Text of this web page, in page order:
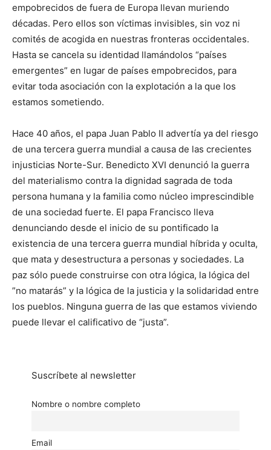
empobrecidos de fuera de Europa llevan muriendo
décadas. Pero ellos son víctimas invisibles, sin voz ni
comités de acogida en nuestras fronteras occidentales.
Hasta se cancela su identidad llamándolos “países
emergentes” en lugar de países empobrecidos, para
evitar toda asociación con la explotación a la que los
estamos sometiendo.
Hace 40 años, el papa Juan Pablo II advertía ya del riesgo
de una tercera guerra mundial a causa de las crecientes
injusticias Norte-Sur. Benedicto XVI denunció la guerra
del materialismo contra la dignidad sagrada de toda
persona humana y la familia como núcleo imprescindible
de una sociedad fuerte. El papa Francisco lleva
denunciando desde el inicio de su pontificado la
existencia de una tercera guerra mundial híbrida y oculta,
que mata y desestructura a personas y sociedades. La
paz sólo puede construirse con otra lógica, la lógica del
”no matarás” y la lógica de la justicia y la solidaridad entre
los pueblos. Ninguna guerra de las que estamos viviendo
puede llevar el calificativo de “justa”.
Suscríbete al newsletter
Nombre o nombre completo
Email